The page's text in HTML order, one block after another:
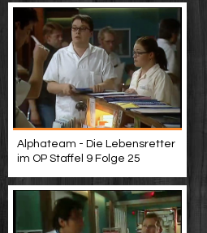
Alphateam - Die Lebensretter
im OP Staffel 9 Folge 25